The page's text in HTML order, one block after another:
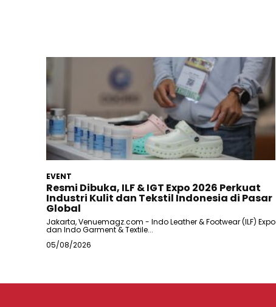
EVENT
Resmi Dibuka, ILF & IGT Expo 2026 Perkuat
Industri Kulit dan Tekstil Indonesia di Pasar
Global
Jakarta, Venuemagz.com - Indo Leather & Footwear (ILF) Expo
dan Indo Garment & Textile...
05/08/2026